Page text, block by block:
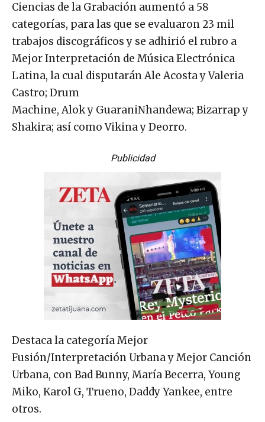
Ciencias de la Grabación aumentó a 58
categorías, para las que se evaluaron 23 mil
trabajos discográficos y se adhirió el rubro a
Mejor Interpretación de Música Electrónica
Latina, la cual disputarán Ale Acosta y Valeria
Castro; Drum
Machine, Alok y GuaraniNhandewa; Bizarrap y
Shakira; así como Vikina y Deorro.
Publicidad
Destaca la categoría Mejor
Fusión/Interpretación Urbana y Mejor Canción
Urbana, con Bad Bunny, María Becerra, Young
Miko, Karol G, Trueno, Daddy Yankee, entre
otros.